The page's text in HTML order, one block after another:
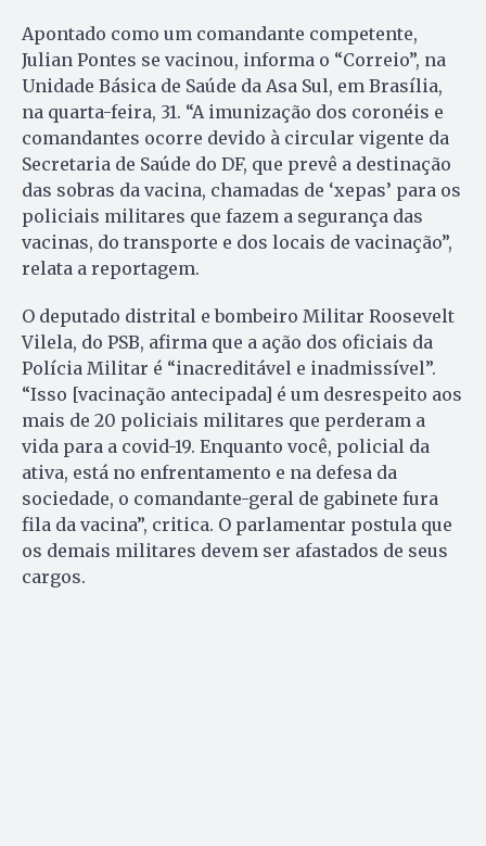
Apontado como um comandante competente,
Julian Pontes se vacinou, informa o “Correio”, na
Unidade Básica de Saúde da Asa Sul, em Brasília,
na quarta-feira, 31. “A imunização dos coronéis e
comandantes ocorre devido à circular vigente da
Secretaria de Saúde do DF, que prevê a destinação
das sobras da vacina, chamadas de ‘xepas’ para os
policiais militares que fazem a segurança das
vacinas, do transporte e dos locais de vacinação”,
relata a reportagem.
O deputado distrital e bombeiro Militar Roosevelt
Vilela, do PSB, afirma que a ação dos oficiais da
Polícia Militar é “inacreditável e inadmissível”.
“Isso [vacinação antecipada] é um desrespeito aos
mais de 20 policiais militares que perderam a
vida para a covid-19. Enquanto você, policial da
ativa, está no enfrentamento e na defesa da
sociedade, o comandante-geral de gabinete fura
fila da vacina”, critica. O parlamentar postula que
os demais militares devem ser afastados de seus
cargos.